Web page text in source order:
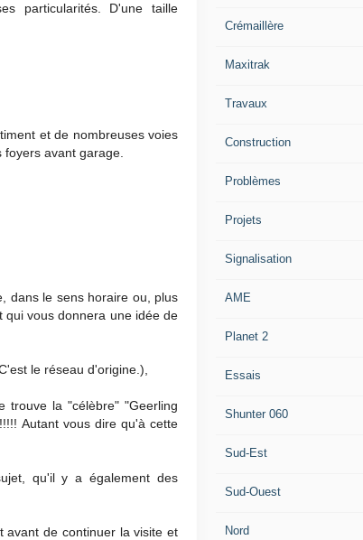
particularités. D'une taille
et de nombreuses voies
avant garage.
dans le sens horaire ou, plus
qui vous donnera une idée de
le réseau d'origine.),
trouve la "célèbre" "Geerling
Autant vous dire qu'à cette
qu'il y a également des
avant de continuer la visite et
Crémaillère
Maxitrak
Travaux
Construction
Problèmes
Projets
Signalisation
AME
Planet 2
Essais
Shunter 060
Sud-Est
Sud-Ouest
Nord